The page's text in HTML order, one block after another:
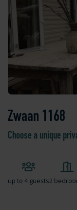
Zwaan 1168
Choose a unique
up to 4 guests2